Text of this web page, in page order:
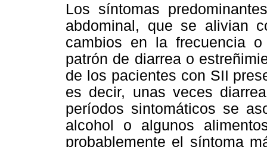
Los síntomas
abdominal, que se alivian
cambios en la frecuencia
patrón de diarrea o
de los pacientes con SII
es decir, unas veces
períodos sintomáticos se
alcohol o algunos
probablemente el síntoma